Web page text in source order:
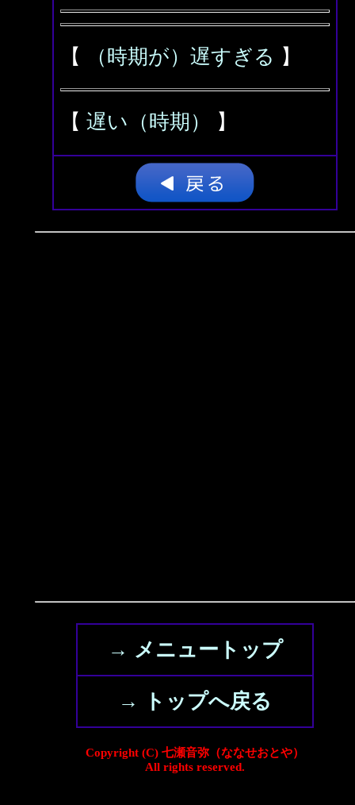
【 （時期が）遅すぎる 】
【 遅い（時期） 】
→ メニュートップ
→ トップへ戻る
Copyright (C) 七瀬音弥（ななせおとや）
All rights reserved.